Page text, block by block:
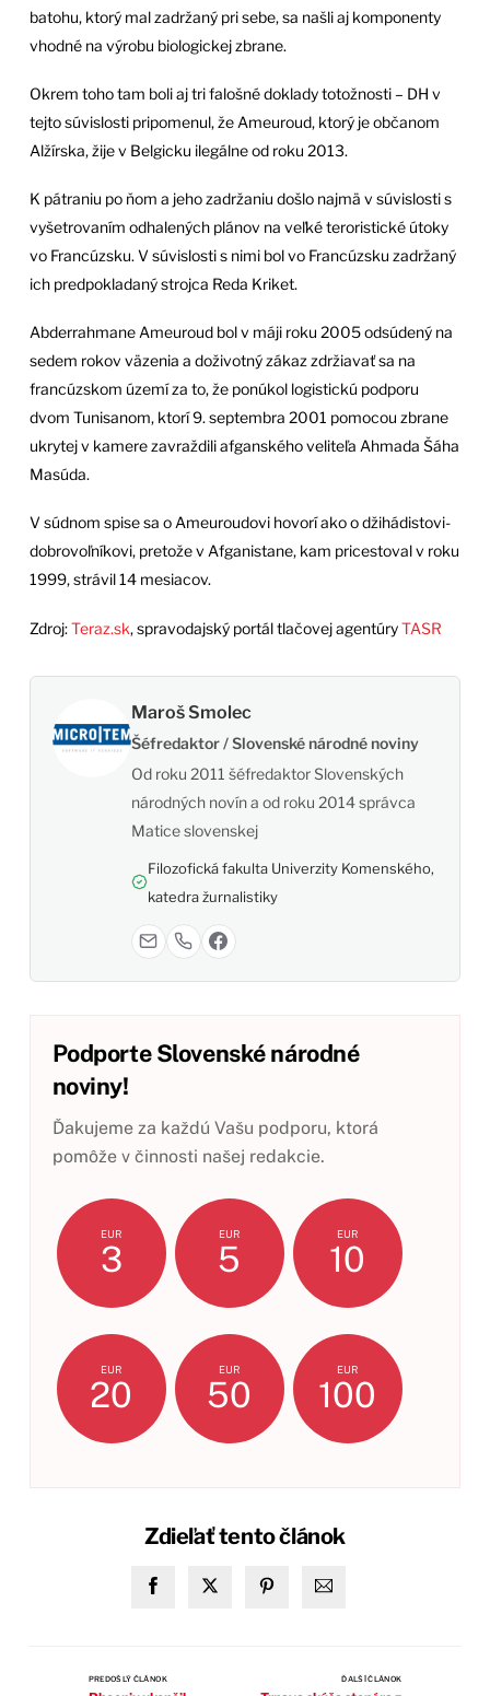
batohu, ktorý mal zadržaný pri sebe, sa našli aj komponenty
vhodné na výrobu biologickej zbrane.
Okrem toho tam boli aj tri falošné doklady totožnosti – DH v
tejto súvislosti pripomenul, že Ameuroud, ktorý je občanom
Alžírska, žije v Belgicku ilegálne od roku 2013.
K pátraniu po ňom a jeho zadržaniu došlo najmä v súvislosti s
vyšetrovaním odhalených plánov na veľké teroristické útoky
vo Francúzsku. V súvislosti s nimi bol vo Francúzsku zadržaný
ich predpokladaný strojca Reda Kriket.
Abderrahmane Ameuroud bol v máji roku 2005 odsúdený na
sedem rokov väzenia a doživotný zákaz zdržiavať sa na
francúzskom území za to, že ponúkol logistickú podporu
dvom Tunisanom, ktorí 9. septembra 2001 pomocou zbrane
ukrytej v kamere zavraždili afganského veliteľa Ahmada Šáha
Masúda.
V súdnom spise sa o Ameuroudovi hovorí ako o džihádistovi-
dobrovoľníkovi, pretože v Afganistane, kam pricestoval v roku
1999, strávil 14 mesiacov.
Zdroj:Teraz.sk, spravodajský portál tlačovej agentúryTASR
Maroš Smolec
Šéfredaktor / Slovenské národné noviny
Od roku 2011 šéfredaktor Slovenských
národných novín a od roku 2014 správca
Matice slovenskej
Filozofická fakulta Univerzity Komenského,
katedra žurnalistiky
Podporte Slovenské národné
noviny!
Ďakujeme za každú Vašu podporu, ktorá
pomôže v činnosti našej redakcie.
EUR
3
EUR
5
EUR
10
EUR
20
EUR
50
EUR
100
Zdieľať tento článok
PREDOŠLÝ ČLÁNOK ĎALŠÍ ČLÁNOK